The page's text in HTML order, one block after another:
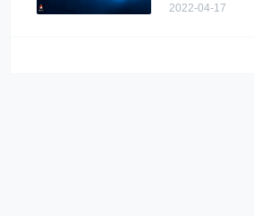
2022-04-17